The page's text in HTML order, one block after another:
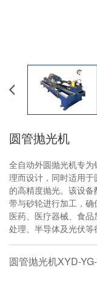
圆管抛光机
全自动外圆抛光机专
理而设计，同时适用
的高精度抛光。该设
带与砂轮进行加工，
医药、医疗器械、食
处理、半导体及光伏等
圆管抛光机XYD-